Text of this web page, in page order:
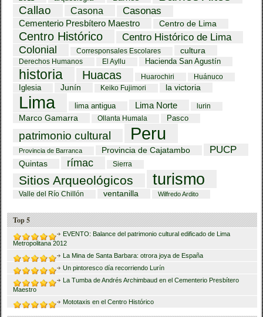
Callao Casona Casonas
Cementerio Presbítero Maestro Centro de Lima
Centro Histórico
Centro Histórico de Lima
Colonial
Corresponsales Escolares cultura
Derechos Humanos El Ayllu Hacienda San Agustín
historia Huacas Huarochiri Huánuco
Iglesia Junín Keiko Fujimori la victoria
Lima lima antigua Lima Norte lurin
Marco Gamarra Ollanta Humala Pasco
patrimonio cultural Peru
Provincia de Barranca Provincia de Cajatambo PUCP
Quintas rímac Sierra
Sitios Arqueológicos turismo
Valle del Río Chillón ventanilla Wilfredo Ardito
Top 5
EVENTO: Balance del patrimonio cultural edificado de Lima
Metropolitana 2012
La Mina de Santa Barbara: otrora joya de España
Un pintoresco día recorriendo Lurín
La Tumba de Andrés Archimbaud en el Cementerio Presbítero
Maestro
Mototaxis en el Centro Histórico